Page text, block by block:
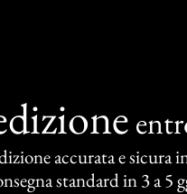
accurata e sicura
standard in 3 a 5